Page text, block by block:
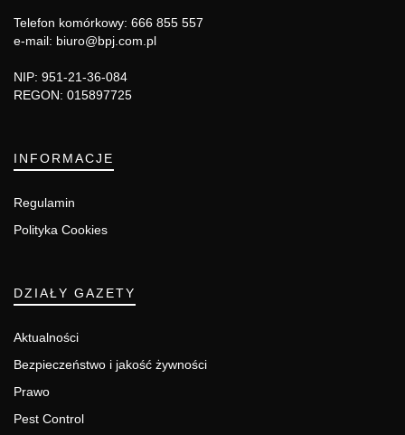
Telefon komórkowy: 666 855 557
e-mail: biuro@bpj.com.pl
NIP: 951-21-36-084
REGON: 015897725
INFORMACJE
Regulamin
Polityka Cookies
DZIAŁY GAZETY
Aktualności
Bezpieczeństwo i jakość żywności
Prawo
Pest Control